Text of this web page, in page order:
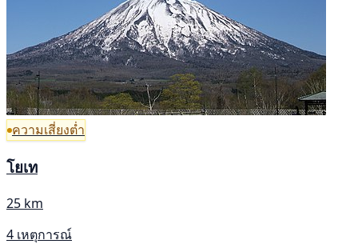
ความเสี่ยงต่ำ
โยเท
25 km
4 เหตุการณ์